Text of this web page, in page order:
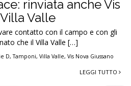
rinviata anche Vis
Valle
contatto con il campo e con gli
che il Villa Valle […]
D,Tamponi, Villa Valle, Vis Nova Giussano
LEGGI TUTTO